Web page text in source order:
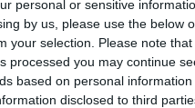
personal or sensitive
by us, please use the below
your selection. Please note
processed you may continue
based on personal
disclosed to third
mesélt az útról, mely a